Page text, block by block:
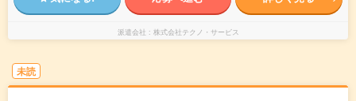
派遣会社 株式会社テクノ・サービス
未読